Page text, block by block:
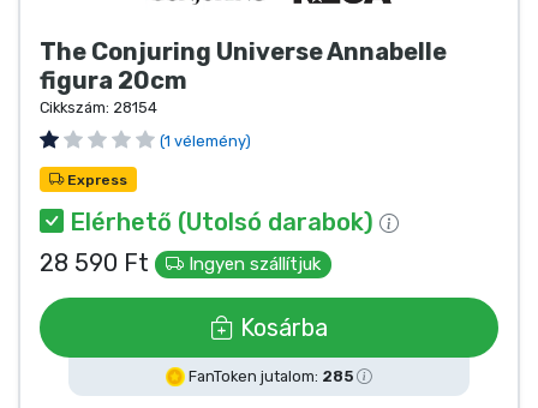
The Conjuring Universe Annabelle
figura 20cm
Cikkszám: 28154
(1 vélemény)
Express
Elérhető (Utolsó darabok)
28 590 Ft
Ingyen szállítjuk
Kosárba
FanToken jutalom: 285
Gamer cuccok
Sportos cuccok
Zenés cuccok
Terméktípusok
Márkák